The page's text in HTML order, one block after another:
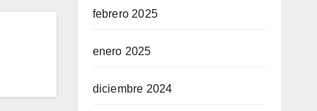
febrero 2025
enero 2025
diciembre 2024